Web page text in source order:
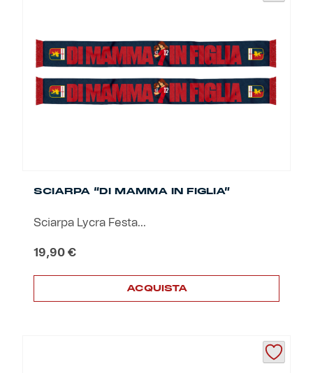
SCIARPA “DI MAMMA IN FIGLIA”
Sciarpa Lycra Festa...
19,90 €
ACQUISTA